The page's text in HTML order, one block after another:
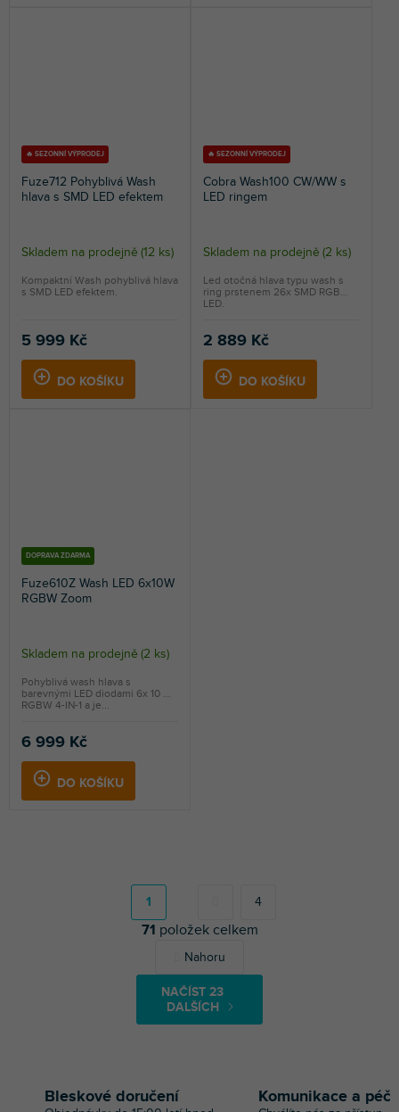
🔥 SEZONNÍ VÝPRODEJ
Fuze712 Pohyblivá Wash
hlava s SMD LED efektem
Skladem na prodejně (12 ks)
5 999 Kč
DO KOŠÍKU
Kompaktní Wash pohyblivá hlava
s SMD LED efektem.
🔥 SEZONNÍ VÝPRODEJ
Cobra Wash100 CW/WW s
LED ringem
Skladem na prodejně (2 ks)
2 889 Kč
DO KOŠÍKU
Led otočná hlava typu wash s
ring prstenem 26x SMD RGB
LED.
DOPRAVA ZDARMA
Fuze610Z Wash LED 6x10W
RGBW Zoom
Skladem na prodejně (2 ks)
6 999 Kč
DO KOŠÍKU
Pohyblivá wash hlava s
barevnými LED diodami 6x 10 W
RGBW 4-IN-1 a je...
O
l
á
NAČÍST 23
DALŠÍCH
n
o
v
á
n
í
1 4
71 položek celkem
Nahoru
Bleskové doručení Komunikace a péče